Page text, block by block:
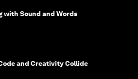
with Sound and Words
and Creativity Collide